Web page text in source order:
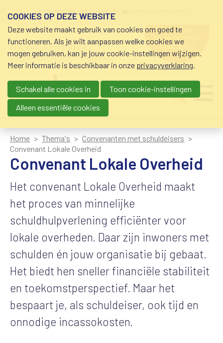
schuldhulp • sociaal krediet •
budgetbeheer • beschermingsbewind
hulp nodig
bij geldzorgen?
0800-8115.nl
Main navigation
Home Thema's
Convenanten met schuldeisers
Convenant Lokale Overheid
Convenant Lokale Overheid
Het convenant Lokale Overheid maakt
het proces van minnelijke
schuldhulpverlening efficiënter voor
lokale overheden. Daar zijn inwoners met
schulden én jouw organisatie bij gebaat.
Het biedt hen sneller financiële stabiliteit
en toekomstperspectief. Maar het
bespaart je, als schuldeiser, ook tijd en
onnodige incassokosten.
COOKIES OP DEZE WEBSITE
Deze website maakt gebruik van cookies om goed te
functioneren. Als je wilt aanpassen welke cookies we
mogen gebruiken, kan je jouw cookie-instellingen wijzigen.
Meer informatie is beschikbaar in onze privacyverklaring.
Schakel alle cookies in
Toon cookie-instellingen
Alleen essentiële cookies